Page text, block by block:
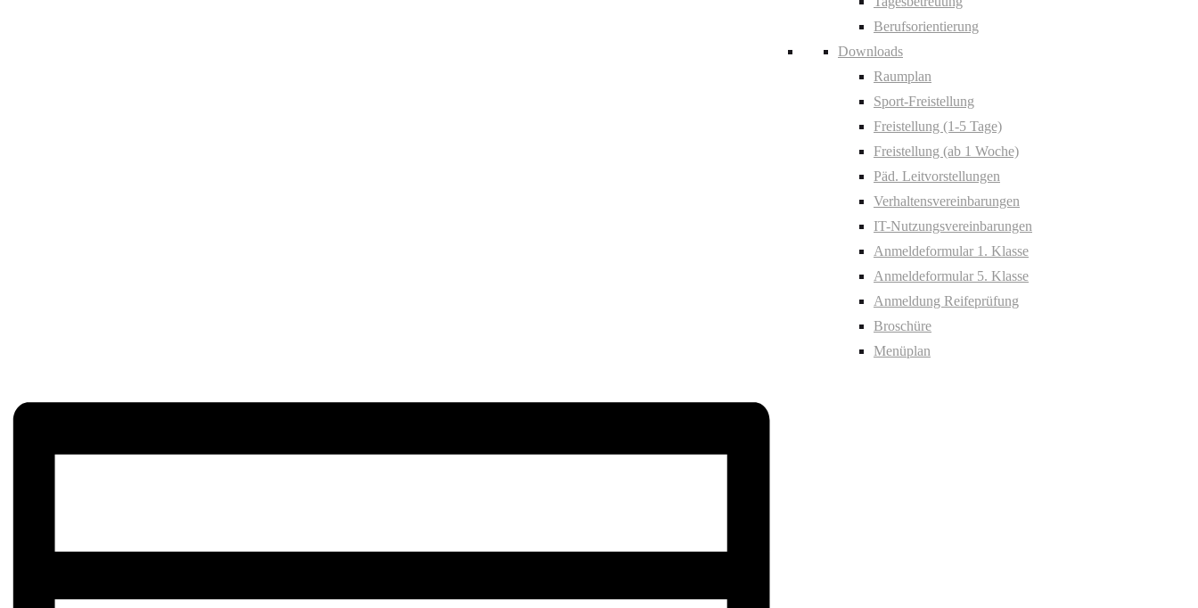
Berufsorientierung
Downloads
Raumplan
Sport-Freistellung
Freistellung (1-5 Tage)
Freistellung (ab 1 Woche)
Päd. Leitvorstellungen
Verhaltensvereinbarungen
IT-Nutzungsvereinbarungen
Anmeldeformular 1. Klasse
Anmeldeformular 5. Klasse
Anmeldung Reifeprüfung
Broschüre
Menüplan